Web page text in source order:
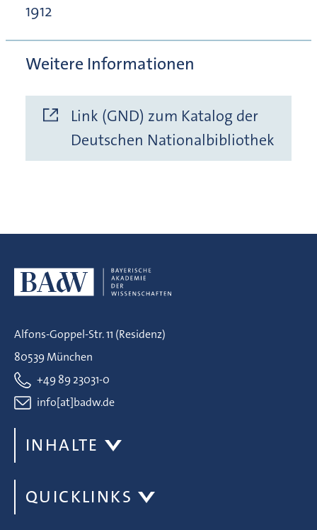
1912
Weitere Informationen
Link (GND) zum Katalog der
Deutschen Nationalbibliothek
Alfons-Goppel-Str. 11 (Residenz)
80539 München
+49 89 23031-0
info[at]badw.de
INHALTE
QUICKLINKS